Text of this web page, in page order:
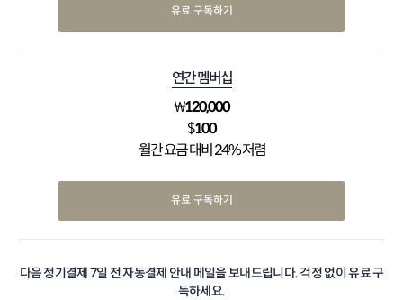
유료 구독하기
연간 멤버십
₩120,000
$100
월간 요금 대비 24% 저렴
유료 구독하기
다음 정기결제 7일 전 자동결제 안내 메일을 보내드립니다. 걱정 없이 유료 구
독하세요.